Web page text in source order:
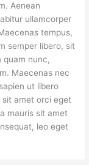
Aenean
ullamcorper
tempus,
semper libero, sit
quam nunc,
Maecenas nec
ut libero
sit amet orci eget
mauris sit amet
leo eget